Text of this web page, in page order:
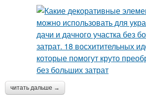
читать дальше →